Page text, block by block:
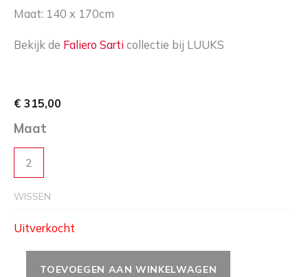
Maat: 140 x 170cm
Bekijk de Faliero Sarti collectie bij LUUKS
€ 315,00
Maat
2
WISSEN
Uitverkocht
TOEVOEGEN AAN WINKELWAGEN